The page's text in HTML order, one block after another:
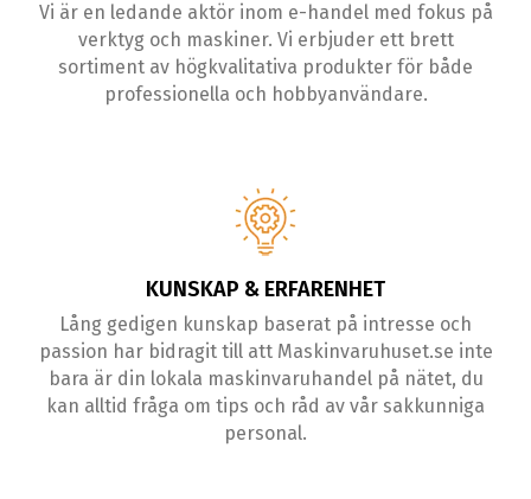
Vi är en ledande aktör inom e-handel med fokus på
verktyg och maskiner. Vi erbjuder ett brett
sortiment av högkvalitativa produkter för både
professionella och hobbyanvändare.
KUNSKAP & ERFARENHET
Lång gedigen kunskap baserat på intresse och
passion har bidragit till att Maskinvaruhuset.se inte
bara är din lokala maskinvaruhandel på nätet, du
kan alltid fråga om tips och råd av vår sakkunniga
personal.